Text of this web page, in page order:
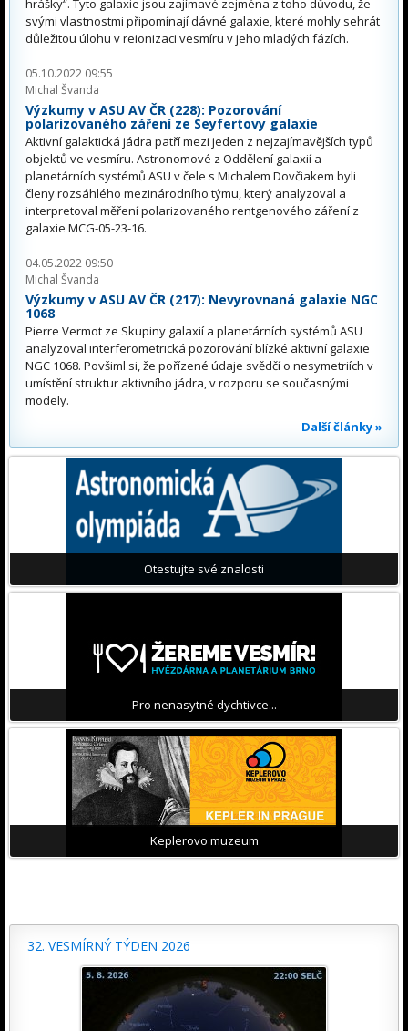
hrášky“. Tyto galaxie jsou zajímavé zejména z toho důvodu, že
svými vlastnostmi připomínají dávné galaxie, které mohly sehrát
důležitou úlohu v reionizaci vesmíru v jeho mladých fázích.
05.10.2022 09:55
Michal Švanda
Výzkumy v ASU AV ČR (228): Pozorování
polarizovaného záření ze Seyfertovy galaxie
Aktivní galaktická jádra patří mezi jeden z nejzajímavějších typů
objektů ve vesmíru. Astronomové z Oddělení galaxií a
planetárních systémů ASU v čele s Michalem Dovčiakem byli
členy rozsáhlého mezinárodního týmu, který analyzoval a
interpretoval měření polarizovaného rentgenového záření z
galaxie MCG-05-23-16.
04.05.2022 09:50
Michal Švanda
Výzkumy v ASU AV ČR (217): Nevyrovnaná galaxie NGC
1068
Pierre Vermot ze Skupiny galaxií a planetárních systémů ASU
analyzoval interferometrická pozorování blízké aktivní galaxie
NGC 1068. Povšiml si, že pořízené údaje svědčí o nesymetriích v
umístění struktur aktivního jádra, v rozporu se současnými
modely.
Další články »
Otestujte své znalosti
Pro nenasytné dychtivce...
Keplerovo muzeum
32. VESMÍRNÝ TÝDEN 2026